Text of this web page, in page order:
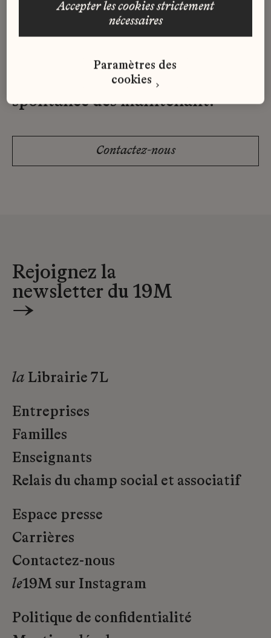
Vous n'avez pas trouvé d'offre
qui correspond à votre profil ?
Envoyez-nous votre candidature
spontanée dès maintenant.
Contactez-nous
Rejoignez la
newsletter du 19M
→
la Librairie 7L
Entreprises
Familles
Enseignants
Relais du champ social et associatif
Espace presse
Carrières
Contactez-nous
le19M sur Instagram
Politique de confidentialité
accepter les cookies strictement
nécessaires
Paramètres des
cookies